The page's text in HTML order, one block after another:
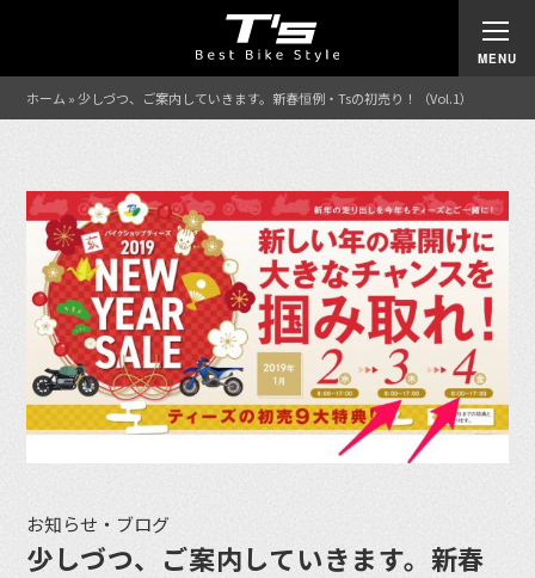
ホーム »少しづつ、ご案内していきます。新春恒例・Tsの初売り！（Vol.1）
お知らせ・ブログ
少しづつ、ご案内していきます。新春